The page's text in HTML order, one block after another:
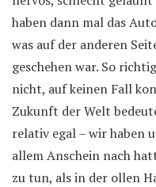
haben dann mal das
was auf der anderen
geschehen war. So
nicht, auf keinen Fall
Zukunft der Welt
relativ egal – wir haben
allem Anschein nach
zu tun, als in der ollen